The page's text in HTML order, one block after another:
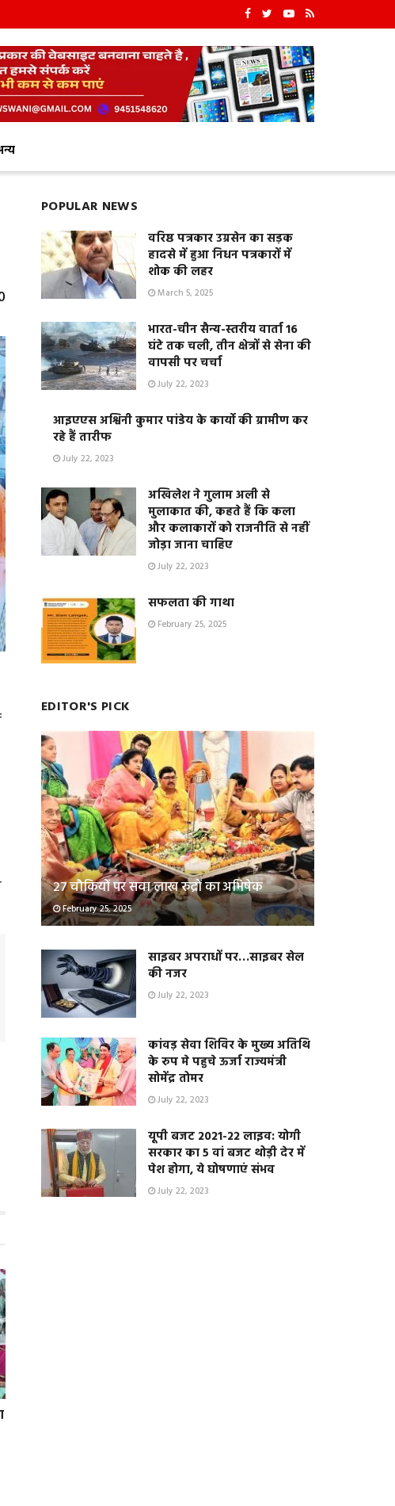
POPULAR NEWS
वरिष्ठ पत्रकार उग्रसेन का सड़क
हादसे में हुआ निधन पत्रकारों में
शोक की लहर
March 5, 2025
भारत-चीन सैन्य-स्तरीय वार्ता 16
घंटे तक चली, तीन क्षेत्रों से सेना की
वापसी पर चर्चा
July 22, 2023
आइएएस अश्विनी कुमार पांडेय के कार्यो की ग्रामीण कर
रहे हैं तारीफ
July 22, 2023
अखिलेश ने गुलाम अली से
मुलाकात की, कहते हैं कि कला
और कलाकारों को राजनीति से नहीं
जोड़ा जाना चाहिए
July 22, 2023
सफलता की गाथा
February 25, 2025
EDITOR'S PICK
२७ चौकियों पर सवा लाख रुद्रों का अभिषेक
February 25, 2025
साइबर अपराधों पर…साइबर सेल
की नजर
July 22, 2023
कांवड़ सेवा शिविर के मुख्य अतिथि
के रुप मे पहुचे ऊर्जा राज्यमंत्री
सोमेंद्र तोमर
July 22, 2023
यूपी बजट 2021-22 लाइव: योगी
सरकार का 5 वां बजट थोड़ी देर में
पेश होगा, ये घोषणाएं संभव
July 22, 2023